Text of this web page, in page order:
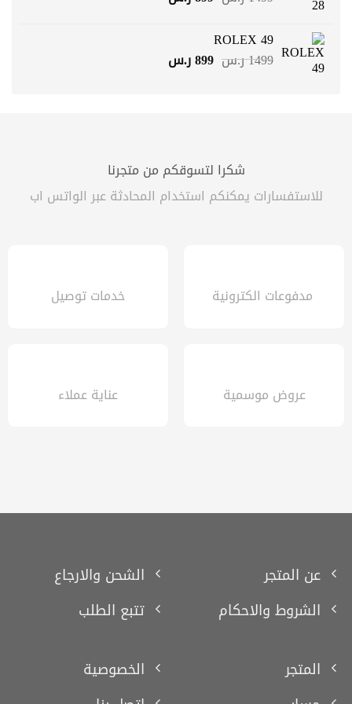
الأصلي
هو:
1499 ر.س.ROLEX 49
1499ر.س السعر
الأصلي
899ر.سالسعر
شكرا لتسوقكم من متجرنا
للاستفسارات يمكنكم استخدام المحادثة عبر الواتس اب
مدفوعات الكترونية خدمات توصيل
عروض موسمية عناية عملاء
عن المتجر
الشروط والاحكام
الشحن والارجاع
تتبع الطلب
المتجر
الخصوصية